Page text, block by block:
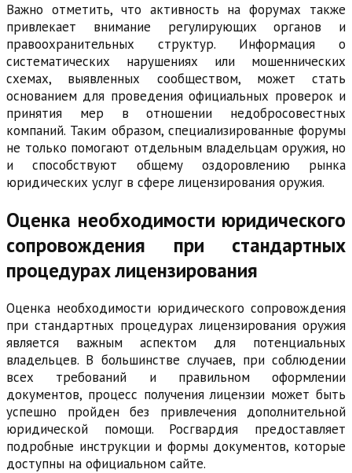
Важно отметить, что активность на форумах также
привлекает внимание регулирующих органов и
правоохранительных структур. Информация о
систематических нарушениях или мошеннических
схемах, выявленных сообществом, может стать
основанием для проведения официальных проверок и
принятия мер в отношении недобросовестных
компаний. Таким образом, специализированные форумы
не только помогают отдельным владельцам оружия, но
и способствуют общему оздоровлению рынка
юридических услуг в сфере лицензирования оружия.
Оценка необходимости юридического
сопровождения при стандартных
процедурах лицензирования
Оценка необходимости юридического сопровождения
при стандартных процедурах лицензирования оружия
является важным аспектом для потенциальных
владельцев. В большинстве случаев, при соблюдении
всех требований и правильном оформлении
документов, процесс получения лицензии может быть
успешно пройден без привлечения дополнительной
юридической помощи. Росгвардия предоставляет
подробные инструкции и формы документов, которые
доступны на официальном сайте.